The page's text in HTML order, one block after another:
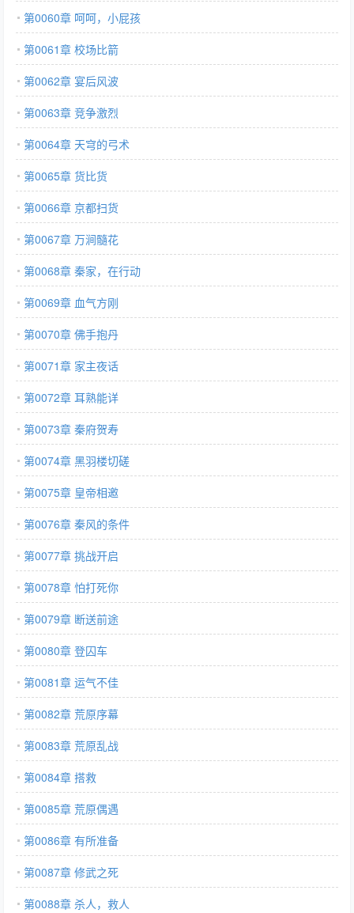
第0060章 呵呵，小屁孩
第0061章 校场比箭
第0062章 宴后风波
第0063章 竞争激烈
第0064章 天穹的弓术
第0065章 货比货
第0066章 京都扫货
第0067章 万涧髓花
第0068章 秦家，在行动
第0069章 血气方刚
第0070章 佛手抱丹
第0071章 家主夜话
第0072章 耳熟能详
第0073章 秦府贺寿
第0074章 黑羽楼切磋
第0075章 皇帝相邀
第0076章 秦风的条件
第0077章 挑战开启
第0078章 怕打死你
第0079章 断送前途
第0080章 登囚车
第0081章 运气不佳
第0082章 荒原序幕
第0083章 荒原乱战
第0084章 搭救
第0085章 荒原偶遇
第0086章 有所准备
第0087章 修武之死
第0088章 杀人，救人